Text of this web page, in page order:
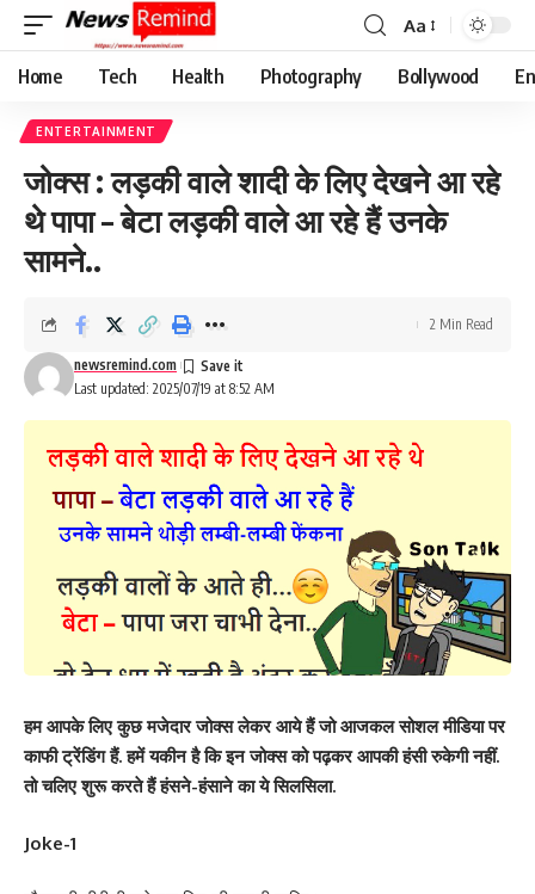
Font
Resizer
Aa
Home Tech Health Photography Bollywood
ENTERTAINMENT
जोक्स : लड़की वाले शादी के लिए देखने आ रहे
थे पापा – बेटा लड़की वाले आ रहे हैं उनके
सामने..
Last updated: 2025/07/19 at 8:52 AM
newsremind.com
2 Min Read
हम आपके लिए कुछ मजेदार जोक्स लेकर आये हैं जो आजकल सोशल मीडिया पर
काफी ट्रेंडिंग हैं. हमें यकीन है कि इन जोक्स को पढ़कर आपकी हंसी रुकेगी नहीं.
तो चलिए शुरू करते हैं हंसने-हंसाने का ये सिलसिला.
Joke-1